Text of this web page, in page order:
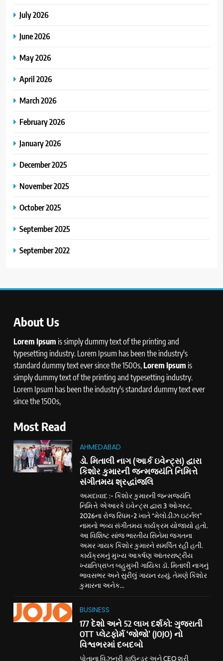
July 2026
June 2026
May 2026
April 2026
March 2026
February 2026
January 2026
December 2025
November 2025
October 2025
September 2025
September 2022
About Us
Lorem Ipsum is simply dummy text of the printing and
typesetting industry. Lorem Ipsum has been the industry's
standard dummy text ever since the 1500s,Lorem Ipsum is
simply dummy text of the printing and typesetting industry.
Lorem Ipsum has been the industry's standard dummy text ever
since the 1500s,
Most Read
AHMEDABAD
ડો. મિતાલી નાગ (આર્ક ઇવેન્ટ્સ) દ્વારા
કિશોર કુમારની જન્મજયંતિ નિમિત્તે
સંગીતમય શ્રદ્ધાંજલિ
અમદાવાદ :- કિશોર કુમારની જન્મજયંતિ
નિમિત્તે એઆરકે ઇવેન્ટ્સ દ્વારા 3 ઓગસ્ટ,
2026ના રોજ રિધમ-2 ખાતે “મેલોડીઝ ઇટર્નલ”
નામનો ભવ્ય સંગીતમય કાર્યક્રમ યોજાયો હતો.
આ વિશિષ્ટ સાંજ ભારતીય સિનેમા જગતના
અમર ગાયક કિશોર કુમારને સમર્પિત રહી હતી.
કાર્યક્રમનું મુખ્ય આકર્ષણ આંતરરાષ્ટ્રીય
ખ્યાતિપ્રાપ્ત બહુમુખી ગાયિકા ડૉ. મિતાલી નાગનું
ભાવસભર અને સુરીલું ગાયન રહ્યું. તેમણે કિશોર
કુમારના અનેક...
BUSINESS
177 દેશો અને 52 લાખ દર્શકો: ગુજરાતી
OTT પ્લેટફોર્મ ‘જોજો’ (JOJO) નો
વિશ્વભરમાં દબદબો
પોતાના વિઝનરી ફાઉન્ડર અને CEO શ્રી